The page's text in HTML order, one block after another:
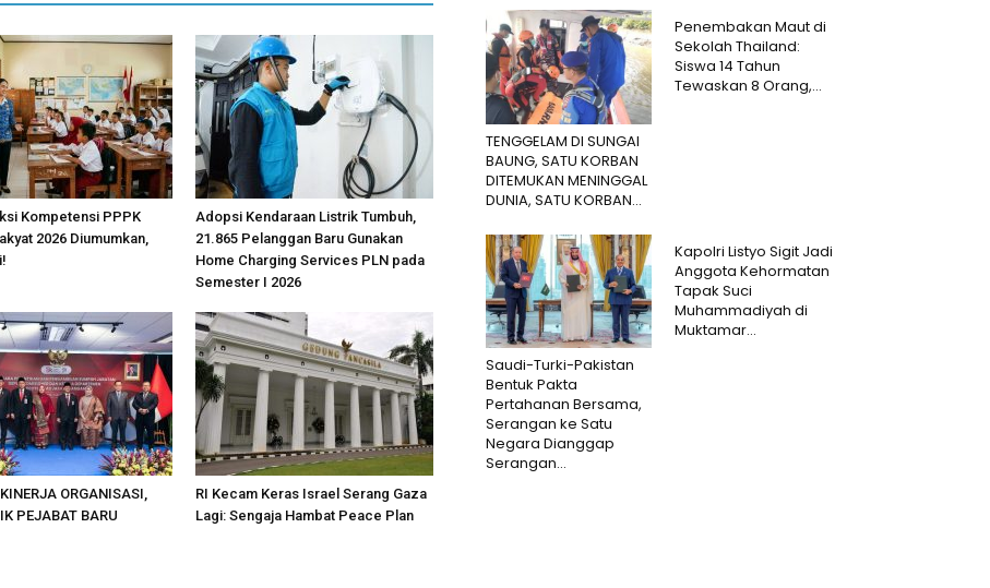
Kompetensi PPPK
2026 Diumumkan,
Adopsi Kendaraan Listrik Tumbuh,
21.865 Pelanggan Baru Gunakan
Home Charging Services PLN pada
Semester I 2026
ORGANISASI,
PEJABAT BARU
RI Kecam Keras Israel Serang Gaza
Lagi: Sengaja Hambat Peace Plan
TENGGELAM DI SUNGAI
BAUNG, SATU KORBAN
DITEMUKAN MENINGGAL
DUNIA, SATU KORBAN...
Penembakan Maut di
Sekolah Thailand:
Siswa 14 Tahun
Tewaskan 8 Orang,...
Saudi-Turki-Pakistan
Bentuk Pakta
Pertahanan Bersama,
Serangan ke Satu
Negara Dianggap
Serangan...
Kapolri Listyo Sigit Jadi
Anggota Kehormatan
Tapak Suci
Muhammadiyah di
Muktamar...